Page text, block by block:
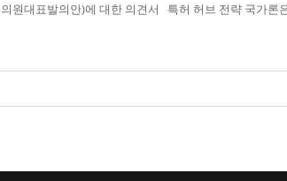
원대표발의안)에 대한 의견서 특허 허브 전략 국가론